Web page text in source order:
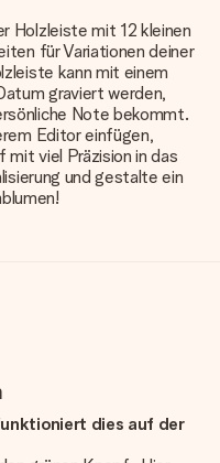
Holzleiste mit 12 kleinen
für Variationen deiner
kann mit einem
graviert werden,
Note bekommt.
Editor einfügen,
mit viel Präzision in das
und gestalte ein
dies auf der